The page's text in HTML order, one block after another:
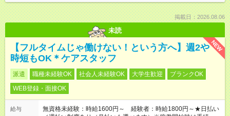
掲載日：2026.08.06
未読
NEW
【フルタイムじゃ働けない！という方へ】週2や
時短もOK＊ケアスタッフ
派遣 職種未経験OK 社会人未経験OK 大学生歓迎
ブランクOK
WEB登録・面接OK
給与
無資格未経験：時給1600円～ 経験者：時給1800円～★日払い